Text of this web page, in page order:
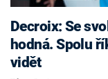
Decroix: Se
hodná. Spolu
vidět